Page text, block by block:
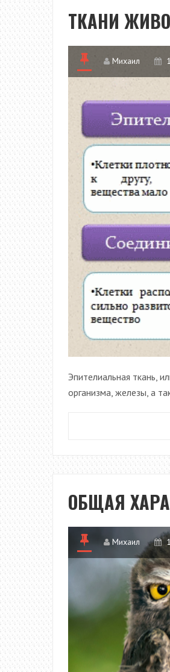
ТКАНИ
Михаил
Эпителиальная ткань,
организма, железы, а
ОБЩАЯ
Михаил